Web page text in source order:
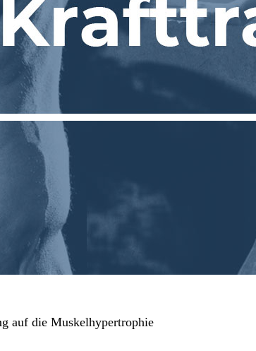
auf die Muskelhypertrophie